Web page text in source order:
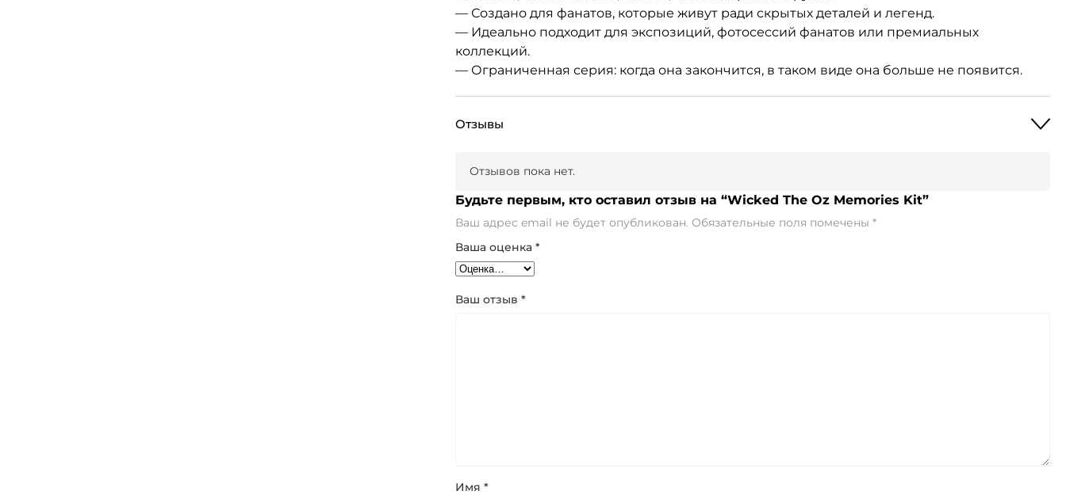
— Создано для фанатов, которые живут ради скрытых деталей и легенд.
— Идеально подходит для экспозиций, фотосессий фанатов или премиальных
коллекций.
— Ограниченная серия: когда она закончится, в таком виде она больше не появится.
Отзывы
Отзывов пока нет.
Будьте первым, кто оставил отзыв на “Wicked The Oz Memories Kit”
Ваш адрес email не будет опубликован. Обязательные поля помечены *
Ваша оценка *
Ваш отзыв *
Имя *